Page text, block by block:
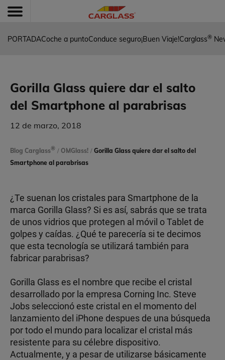
PORTADACoche a puntoConduce seguro¡Buen Viaje!Carglass®
Gorilla Glass quiere dar el salto
del Smartphone al parabrisas
12 de marzo, 2018
Blog Carglass® / OMGlass! / Gorilla Glass quiere dar el salto del
Smartphone al parabrisas
¿Te suenan los cristales para Smartphone de la
marca Gorilla Glass? Si es así, sabrás que se trata
de unos vidrios que protegen al móvil o Tablet de
golpes y caídas. ¿Qué te parecería si te decimos
que esta tecnología se utilizará también para
fabricar parabrisas?
Gorilla Glass es el nombre que recibe el cristal
desarrollado por la empresa Corning Inc. Steve
Jobs seleccionó este cristal en el momento del
lanzamiento del iPhone despues de una búsqueda
por todo el mundo para localizar el cristal más
resistente para su célebre dispositivo.
Actualmente, y a pesar de utilizarse básicamente